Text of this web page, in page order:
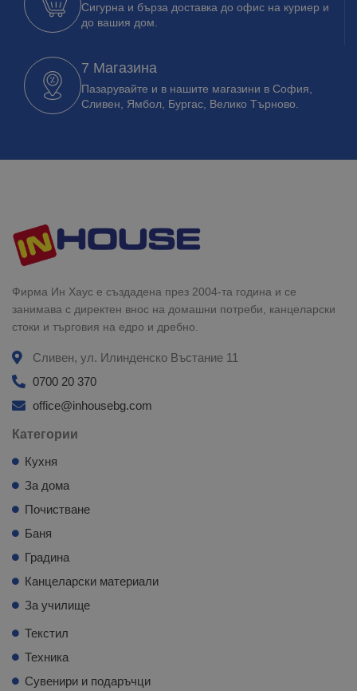
Сигурна и бърза доставка до офис на куриер и
до вашия дом.
7 Магазина
Пазарувайте и в нашите магазини в София,
Сливен, Ямбол, Бургас, Велико Търново.
Фирма Ин Хаус е създадена през 2004-та година и се
занимава с директен внос на домашни потреби, канцеларски
стоки и търговия на едро и дребно.
Сливен, ул. Илинденско Въстание 11
0700 20 370
office@inhousebg.com
Категории
Кухня
За дома
Почистване
Баня
Градина
Канцеларски материали
За училище
Текстил
Техника
Сувенири и подаръчци